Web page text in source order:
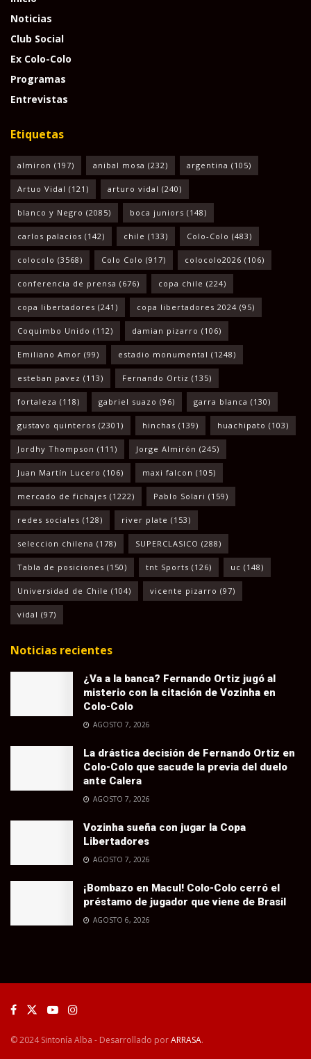
Noticias
Club Social
Ex Colo-Colo
Programas
Entrevistas
Etiquetas
almiron (197) anibal mosa (232) argentina (105)
Artuo Vidal (121) arturo vidal (240)
blanco y Negro (2085) boca juniors (148)
carlos palacios (142) chile (133) Colo-Colo (483)
colocolo (3568) Colo Colo (917) colocolo2026 (106)
conferencia de prensa (676) copa chile (224)
copa libertadores (241) copa libertadores 2024 (95)
Coquimbo Unido (112) damian pizarro (106)
Emiliano Amor (99) estadio monumental (1248)
esteban pavez (113) Fernando Ortiz (135)
fortaleza (118) gabriel suazo (96) garra blanca (130)
gustavo quinteros (2301) hinchas (139) huachipato (103)
Jordhy Thompson (111) Jorge Almirón (245)
Juan Martín Lucero (106) maxi falcon (105)
mercado de fichajes (1222) Pablo Solari (159)
redes sociales (128) river plate (153)
seleccion chilena (178) SUPERCLASICO (288)
Tabla de posiciones (150) tnt Sports (126) uc (148)
Universidad de Chile (104) vicente pizarro (97)
vidal (97)
Noticias recientes
¿Va a la banca? Fernando Ortiz jugó al
misterio con la citación de Vozinha en
Colo-Colo
AGOSTO 7, 2026
La drástica decisión de Fernando Ortiz en
Colo-Colo que sacude la previa del duelo
ante Calera
AGOSTO 7, 2026
Vozinha sueña con jugar la Copa
Libertadores
AGOSTO 7, 2026
¡Bombazo en Macul! Colo-Colo cerró el
préstamo de jugador que viene de Brasil
AGOSTO 6, 2026
© 2024 Sintonía Alba - Desarrollado porARRASA.